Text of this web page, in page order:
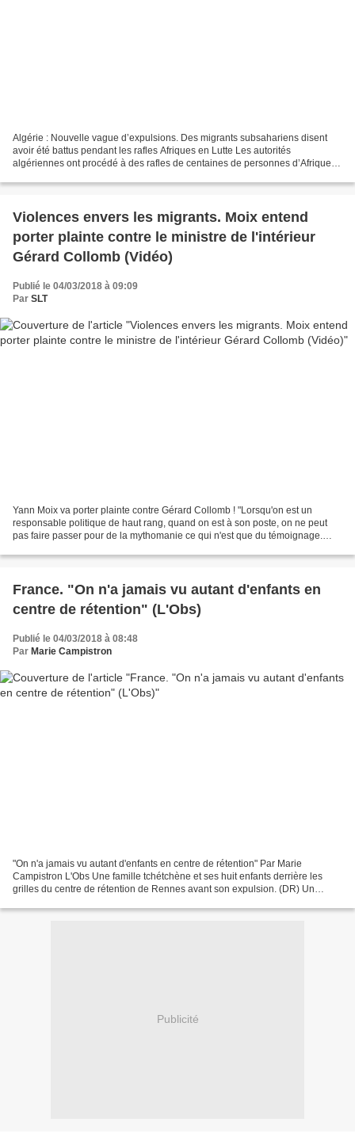
Algérie : Nouvelle vague d’expulsions. Des migrants subsahariens disent
avoir été battus pendant les rafles Afriques en Lutte Les autorités
algériennes ont procédé à des rafles de centaines de personnes d’Afrique
Violences envers les migrants. Moix entend
porter plainte contre le ministre de l'intérieur
Gérard Collomb (Vidéo)
Publié le 04/03/2018 à 09:09
Par SLT
Yann Moix va porter plainte contre Gérard Collomb ! "Lorsqu'on est un
responsable politique de haut rang, quand on est à son poste, on ne peut
pas faire passer pour de la mythomanie ce qui n'est que du témoignage.
France. "On n'a jamais vu autant d'enfants en
centre de rétention" (L'Obs)
Publié le 04/03/2018 à 08:48
Par Marie Campistron
"On n'a jamais vu autant d'enfants en centre de rétention" Par Marie
Campistron L'Obs Une famille tchétchène et ses huit enfants derrière les
grilles du centre de rétention de Rennes avant son expulsion. (DR) Un
Publicité